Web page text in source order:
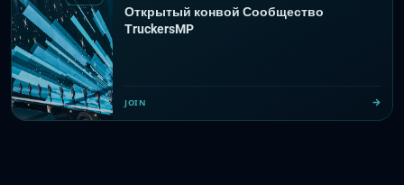
Открытый конвой Сообщество
TruckersMP
JOIN